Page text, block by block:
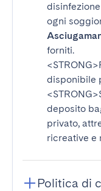
ogni
forniti.
disponibile
deposito
privato,
ricreative e
Politica di